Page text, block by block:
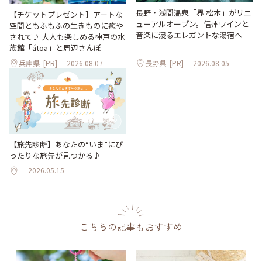
【チケットプレゼント】アートな
空間ともふもふの生きものに癒や
されて♪ 大人も楽しめる神戸の水
族館「átoa」と周辺さんぽ
兵庫県 [PR] 2026.08.07
長野・浅間温泉「界 松本」がリニ
ューアルオープン。信州ワインと
音楽に浸るエレガントな湯宿へ
長野県 [PR] 2026.08.05
【旅先診断】あなたの“いま”にぴ
ったりな旅先が見つかる♪
2026.05.15
こちらの記事もおすすめ